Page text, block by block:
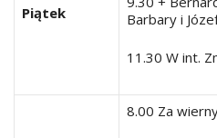
Piątek
Barbary i
11.30 W int.
8.00 Za